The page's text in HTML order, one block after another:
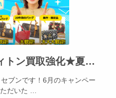
2026年8月はルイヴィトン買取強化★夏休みの出費、不要品でカバー出来ます!!!
ブンです！6月のキャンペー
だいた …